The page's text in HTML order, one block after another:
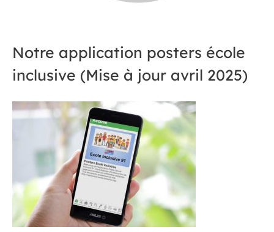
Notre application posters école
inclusive (Mise à jour avril 2025)